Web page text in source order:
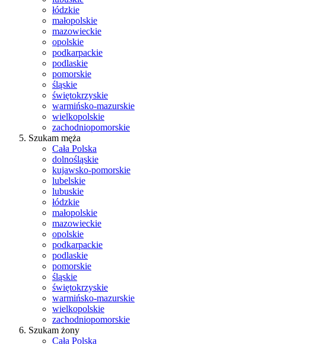
łódzkie
małopolskie
mazowieckie
opolskie
podkarpackie
podlaskie
pomorskie
śląskie
świętokrzyskie
warmińsko-mazurskie
wielkopolskie
zachodniopomorskie
Szukam męża
Cała Polska
dolnośląskie
kujawsko-pomorskie
lubelskie
lubuskie
łódzkie
małopolskie
mazowieckie
opolskie
podkarpackie
podlaskie
pomorskie
śląskie
świętokrzyskie
warmińsko-mazurskie
wielkopolskie
zachodniopomorskie
Szukam żony
Cała Polska